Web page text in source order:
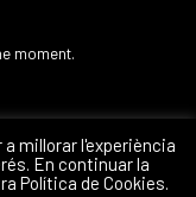
moment.
millorar l'experiència
En continuar la
Política de Cookies.